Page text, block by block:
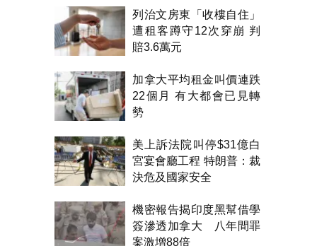
列治文房東「收樓自住」
遭租客蹲守12次穿崩 判
賠3.6萬元
加拿大平均租金叫價連跌
22個月 有大都會已見轉
勢
美上訴法院叫停$31億白
宮宴會廳工程 特朗普：裁
決危及國家安全
機密報告揭印度黑幫借學
簽滲透加拿大 八年間罪
案激增88倍